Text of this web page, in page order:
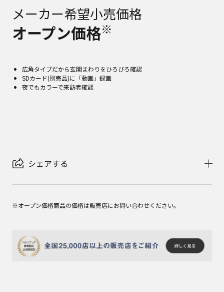
メーカー希望小売価格
オープン価格※
広角タイプだから玄関まわりをひろびろ確認
SDカード(別売品)に「動画」録画
夜でもカラーで来訪者確認
シェアする
※オープン価格商品の価格は販売店にお問い合わせください。